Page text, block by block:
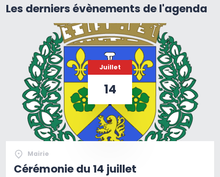
Les derniers évènements de l'agenda
Juillet
14
Mairie
Cérémonie du 14 juillet